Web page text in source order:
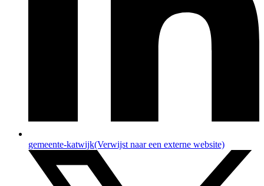
gemeente-katwijk(Verwijst naar een externe website)